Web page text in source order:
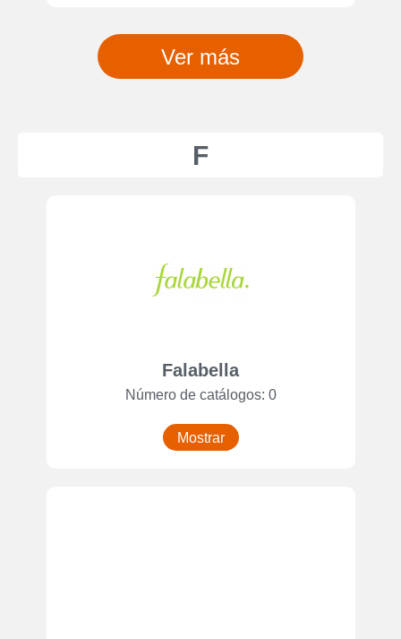
Ver más
F
Falabella
Número de catálogos: 0
Mostrar